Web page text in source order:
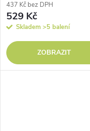
437 Kč bez DPH
529 Kč
Skladem >5 balení
ZOBRAZIT